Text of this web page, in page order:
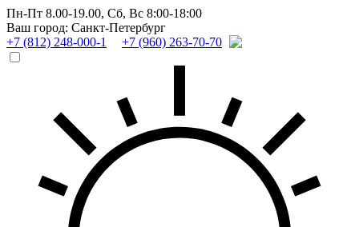
Пн-Пт 8.00-19.00, Сб, Вс 8:00-18:00
Ваш город: Санкт-Петербург
+7 (812) 248-000-1
+7 (960) 263-70-70